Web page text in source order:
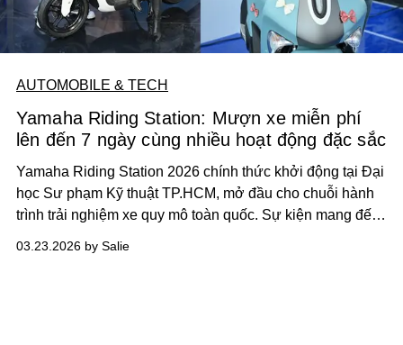
AUTOMOBILE & TECH
Yamaha Riding Station: Mượn xe miễn phí
lên đến 7 ngày cùng nhiều hoạt động đặc sắc
Yamaha Riding Station 2026 chính thức khởi động tại Đại
học Sư phạm Kỹ thuật TP.HCM, mở đầu cho chuỗi hành
trình trải nghiệm xe quy mô toàn quốc. Sự kiện mang đến
về sử dụng lên đến 7 ngày.
03.23.2026 by Salie